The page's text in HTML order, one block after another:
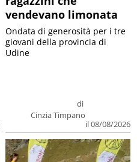
vendevano limonata
di
Cinzia Timpano
il 08/08/2026
Ondata di generosità per i tre
giovani della provincia di
Udine